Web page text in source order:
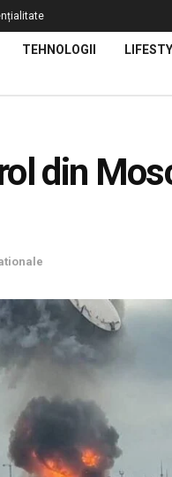
TEHNOLOGII
din